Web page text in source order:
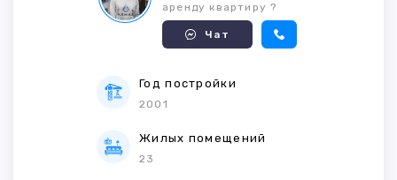
аренду квартиру ?
Чат
Год постройки
2001
Жилых помещений
23